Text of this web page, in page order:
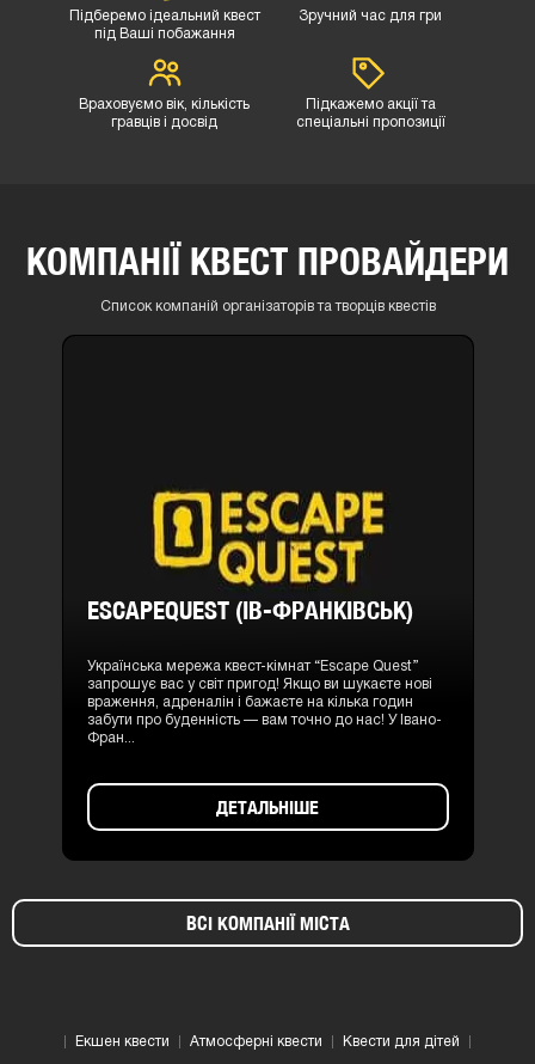
Підберемо ідеальний квест
під Ваші побажання
Зручний час для гри
Враховуємо вік, кількість
гравців і досвід
Підкажемо акції та
спеціальні пропозиції
КОМПАНІЇ КВЕСТ ПРОВАЙДЕРИ
Список компаній організаторів та творців квестів
ESCAPEQUEST (ІВ-ФРАНКІВСЬК)
Українська мережа квест-кімнат “Escape Quest”
запрошує вас у світ пригод! Якщо ви шукаєте нові
враження, адреналін і бажаєте на кілька годин
забути про буденність — вам точно до нас! У Івано-
Фран...
ДЕТАЛЬНІШЕ
ВСІ КОМПАНІЇ МІСТА
Екшен квести Атмосферні квести Квести для дітей